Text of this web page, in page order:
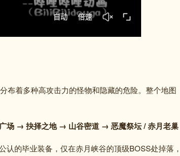
着多种高攻击力的怪物和隐藏的危险。 整个地图
场 → 抉择之地 → 山谷密道 → 恶魔祭坛 / 赤月老巢
的毕业装备，仅在赤月峡谷的顶级BOSS处掉落，